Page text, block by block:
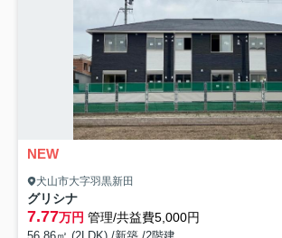
NEW
犬山市大字羽黒新田
グリシナ
7.77万円 管理/共益費5,000円